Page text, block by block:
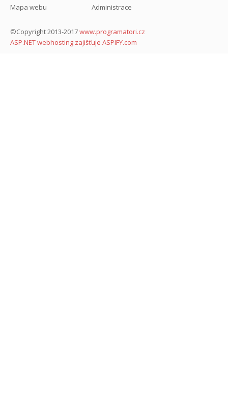
Mapa webu
©Copyright 2013-2017www.programatori.cz
ASP.NET webhosting zajišťuje ASPIFY.com
Administrace